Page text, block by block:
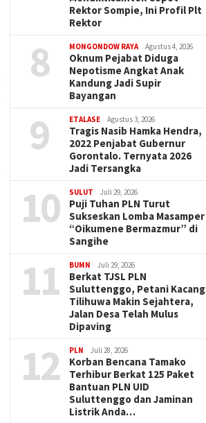
Rektor Sompie, Ini Profil Plt
Rektor
8 MONGONDOW RAYA Agustus 4, 2026
Oknum Pejabat Diduga
Nepotisme Angkat Anak
Kandung Jadi Supir
Bayangan
9 ETALASE Agustus 3, 2026
Tragis Nasib Hamka Hendra,
2022 Penjabat Gubernur
Gorontalo. Ternyata 2026
Jadi Tersangka
10 SULUT Juli 29, 2026
Puji Tuhan PLN Turut
Sukseskan Lomba Masamper
“Oikumene Bermazmur” di
Sangihe
11 BUMN Juli 29, 2026
Berkat TJSL PLN
Suluttenggo, Petani Kacang
Tilihuwa Makin Sejahtera,
Jalan Desa Telah Mulus
Dipaving
12 PLN Juli 28, 2026
Korban Bencana Tamako
Terhibur Berkat 125 Paket
Bantuan PLN UID
Suluttenggo dan Jaminan
Listrik Anda…